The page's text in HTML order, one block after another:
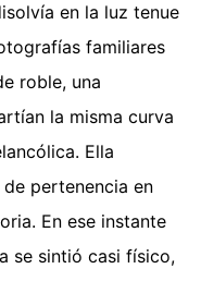
en la luz tenue
familiares
roble, una
la misma curva
Ella
pertenencia en
En ese instante
se sintió casi físico,